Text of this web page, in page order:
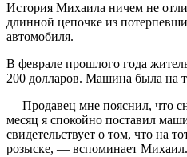
История Михаила ничем не
длинной цепочке из
автомобиля.
В феврале прошлого года
200 долларов. Машина была на
— Продавец мне пояснил, что
месяц я спокойно поставил
свидетельствует о том, что на
розыске, — вспоминает Михаил.